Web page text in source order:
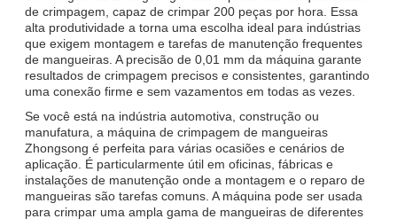
de crimpagem, capaz de crimpar 200 peças por hora. Essa
alta produtividade a torna uma escolha ideal para indústrias
que exigem montagem e tarefas de manutenção frequentes
de mangueiras. A precisão de 0,01 mm da máquina garante
resultados de crimpagem precisos e consistentes, garantindo
uma conexão firme e sem vazamentos em todas as vezes.
Se você está na indústria automotiva, construção ou
manufatura, a máquina de crimpagem de mangueiras
Zhongsong é perfeita para várias ocasiões e cenários de
aplicação. É particularmente útil em oficinas, fábricas e
instalações de manutenção onde a montagem e o reparo de
mangueiras são tarefas comuns. A máquina pode ser usada
para crimpar uma ampla gama de mangueiras de diferentes